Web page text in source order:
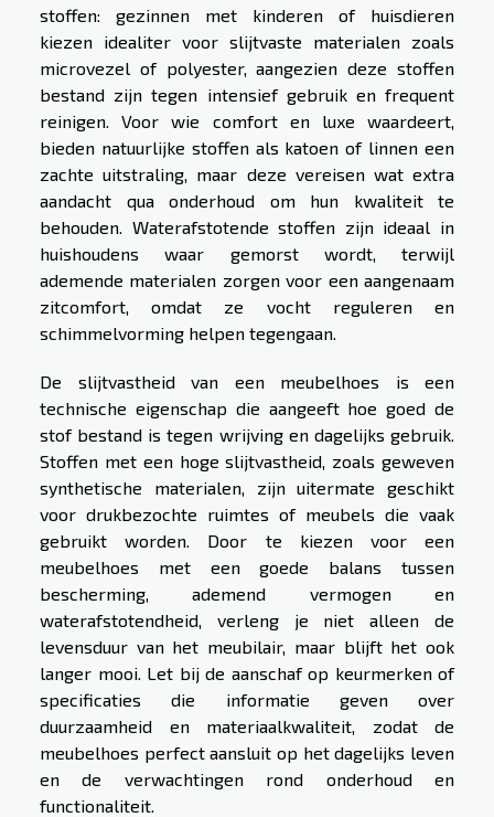
stoffen: gezinnen met kinderen of huisdieren
kiezen idealiter voor slijtvaste materialen zoals
microvezel of polyester, aangezien deze stoffen
bestand zijn tegen intensief gebruik en frequent
reinigen. Voor wie comfort en luxe waardeert,
bieden natuurlijke stoffen als katoen of linnen een
zachte uitstraling, maar deze vereisen wat extra
aandacht qua onderhoud om hun kwaliteit te
behouden. Waterafstotende stoffen zijn ideaal in
huishoudens waar gemorst wordt, terwijl
ademende materialen zorgen voor een aangenaam
zitcomfort, omdat ze vocht reguleren en
schimmelvorming helpen tegengaan.
De slijtvastheid van een meubelhoes is een
technische eigenschap die aangeeft hoe goed de
stof bestand is tegen wrijving en dagelijks gebruik.
Stoffen met een hoge slijtvastheid, zoals geweven
synthetische materialen, zijn uitermate geschikt
voor drukbezochte ruimtes of meubels die vaak
gebruikt worden. Door te kiezen voor een
meubelhoes met een goede balans tussen
bescherming, ademend vermogen en
waterafstotendheid, verleng je niet alleen de
levensduur van het meubilair, maar blijft het ook
langer mooi. Let bij de aanschaf op keurmerken of
specificaties die informatie geven over
duurzaamheid en materiaalkwaliteit, zodat de
meubelhoes perfect aansluit op het dagelijks leven
en de verwachtingen rond onderhoud en
functionaliteit.